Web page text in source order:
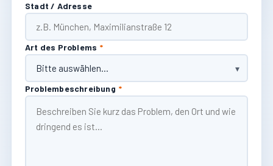
Stadt / Adresse
Art des Problems *
Problembeschreibung *